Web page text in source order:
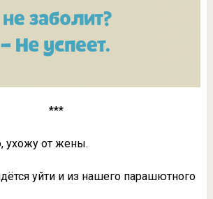
***
ухожу от жены.
уйти и из нашего парашютного